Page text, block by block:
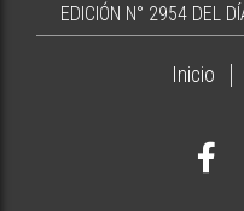
EDICIÓN N°
Inicio